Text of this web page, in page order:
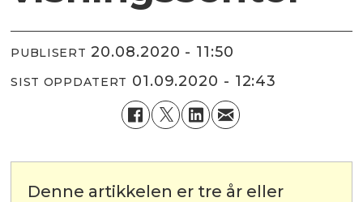
PUBLISERT 20.08.2020 - 11:50
SIST OPPDATERT 01.09.2020 - 12:43
Denne artikkelen er tre år eller